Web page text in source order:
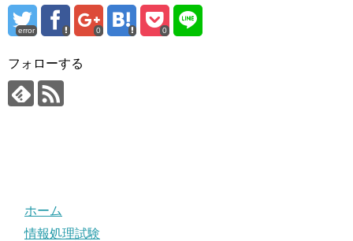
error 0 0
フォローする
ホーム
情報処理試験